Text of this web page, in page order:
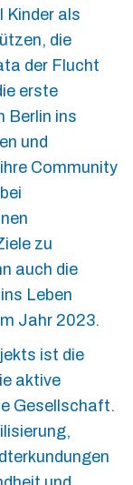
Kinder als
die
der Flucht
erste
Berlin ins
und
Community
zu
auch die
Leben
Jahr 2023.
ist die
aktive
Gesellschaft.